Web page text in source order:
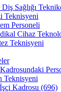
Diş Sağlığı
Teknisyeni
Personeli
Cihaz
Teknisyeni
Teknisyeni
Kadrosu (696)